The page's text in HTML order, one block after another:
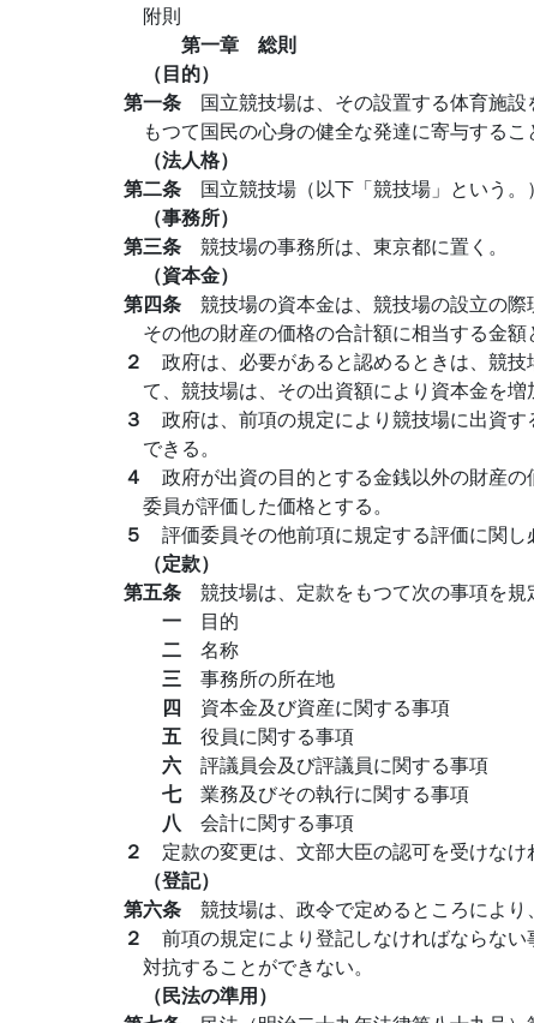
附則
第一章 総則
（目的）
第一条 国立競技場は、その設置する体育施
もつて国民の心身の健全な発達に寄与するこ
（法人格）
第二条 国立競技場（以下「競技場」という。
（事務所）
第三条 競技場の事務所は、東京都に置く。
（資本金）
第四条 競技場の資本金は、競技場の設立の
その他の財産の価格の合計額に相当する金額
２ 政府は、必要があると認めるときは、競
て、競技場は、その出資額により資本金を増
３ 政府は、前項の規定により競技場に出資
できる。
４ 政府が出資の目的とする金銭以外の財産
委員が評価した価格とする。
５ 評価委員その他前項に規定する評価に関し
（定款）
第五条 競技場は、定款をもつて次の事項を規
一 目的
二 名称
三 事務所の所在地
四 資本金及び資産に関する事項
五 役員に関する事項
六 評議員会及び評議員に関する事項
七 業務及びその執行に関する事項
八 会計に関する事項
２ 定款の変更は、文部大臣の認可を受けなけ
（登記）
第六条 競技場は、政令で定めるところにより
２ 前項の規定により登記しなければならな
対抗することができない。
（民法の準用）